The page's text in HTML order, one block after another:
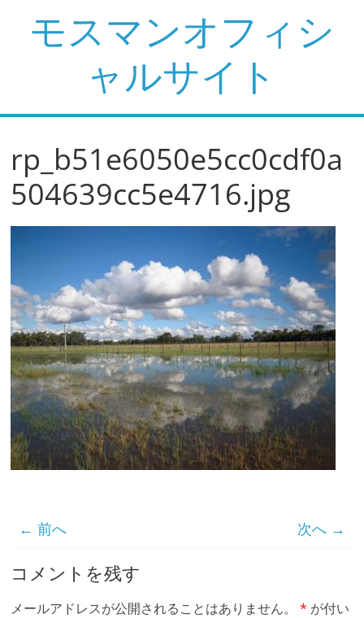
へ
モスマンオフィシ
ャルサイト
rp_b51e6050e5cc0cdf0a
504639cc5e4716.jpg
← 前へ 次へ →
コメントを残す
メールアドレスが公開されることはありません。 * が付い